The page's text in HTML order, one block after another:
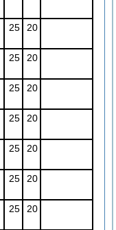
25 20
25 20
25 20
25 20
25 20
25 20
25 20